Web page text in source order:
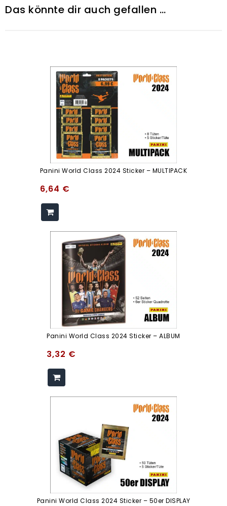
Das könnte dir auch gefallen …
Panini World Class 2024 Sticker – MULTIPACK
6,64 €
Panini World Class 2024 Sticker – ALBUM
3,32 €
Panini World Class 2024 Sticker – 50er DISPLAY